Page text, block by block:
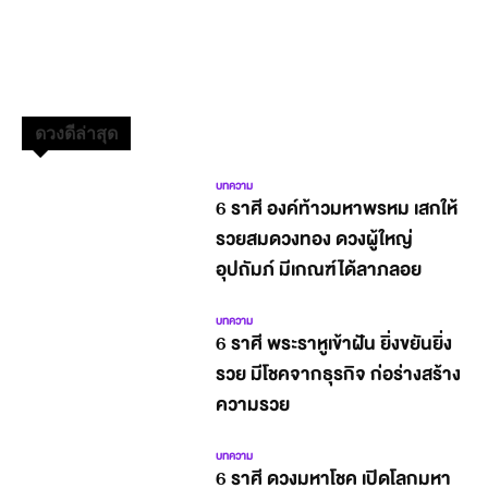
ดวงดีล่าสุด
บทความ
6 ราศี องค์ท้าวมหาพรหม เสกให้
รวยสมดวงทอง ดวงผู้ใหญ่
อุปถัมภ์ มีเกณฑ์ได้ลาภลอย
บทความ
6 ราศี พระราหูเข้าฝัน ยิ่งขยันยิ่ง
รวย มีโชคจากธุรกิจ ก่อร่างสร้าง
ความรวย
บทความ
6 ราศี ดวงมหาโชค เปิดโลกมหา